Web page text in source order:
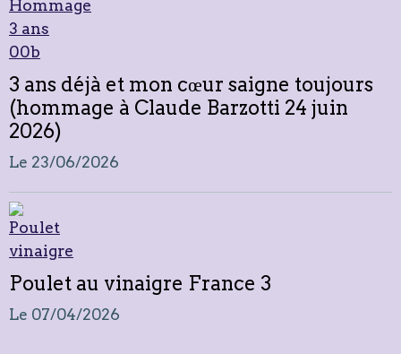
3 ans déjà et mon cœur saigne toujours
(hommage à Claude Barzotti 24 juin
2026)
Le 23/06/2026
Poulet au vinaigre France 3
Le 07/04/2026